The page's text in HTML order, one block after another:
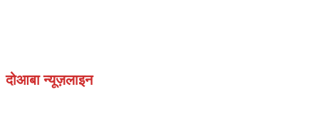
दोआबा न्यूज़लाइन